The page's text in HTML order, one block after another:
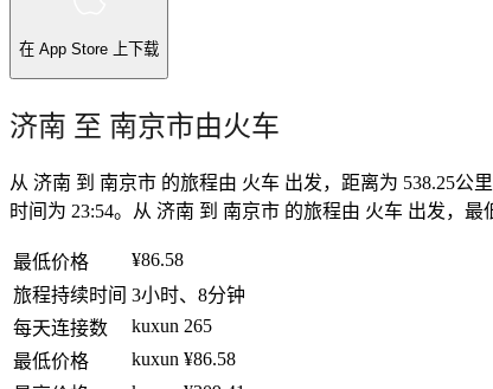
在 App Store 上下载
济南 至 南京市由火车
从 济南 到 南京市 的旅程由 火车 出发，距离为 538.25公
时间为 23:54。从 济南 到 南京市 的旅程由 火车 出发，最
最低价格
¥86.58
旅程持续时间 3小时、8分钟
每天连接数
kuxun 265
最低价格
kuxun ¥86.58